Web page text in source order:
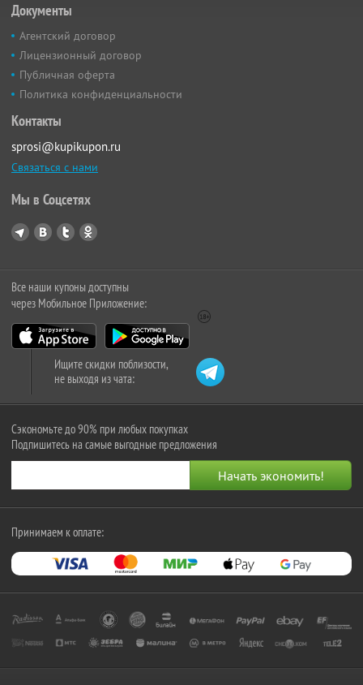
Документы
Агентский договор
Лицензионный договор
Публичная оферта
Политика конфиденциальности
Контакты
sprosi@kupikupon.ru
Связаться с нами
Мы в Соцсетях
Все наши купоны доступны
через Мобильное Приложение:
Ищите скидки поблизости,
не выходя из чата:
Сэкономьте до 90% при любых покупках
Подпишитесь на самые выгодные предложения
Принимаем к оплате: